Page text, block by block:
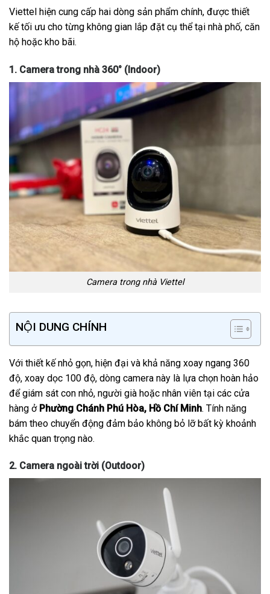
Viettel hiện cung cấp hai dòng sản phẩm chính, được thiết
kế tối ưu cho từng không gian lắp đặt cụ thể tại nhà phố, căn
hộ hoặc kho bãi.
1. Camera trong nhà 360° (Indoor)
Camera trong nhà Viettel
NỘI DUNG CHÍNH
Với thiết kế nhỏ gọn, hiện đại và khả năng xoay ngang 360
độ, xoay dọc 100 độ, dòng camera này là lựa chọn hoàn hảo
để giám sát con nhỏ, người già hoặc nhân viên tại các cửa
hàng ở Phường Chánh Phú Hòa, Hồ Chí Minh. Tính năng
bám theo chuyển động đảm bảo không bỏ lỡ bất kỳ khoảnh
khắc quan trọng nào.
2. Camera ngoài trời (Outdoor)